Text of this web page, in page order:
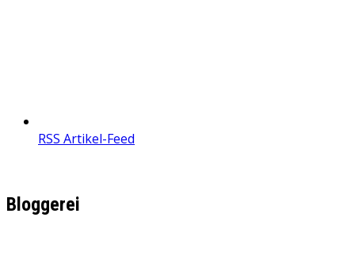
RSS Artikel-Feed
Bloggerei